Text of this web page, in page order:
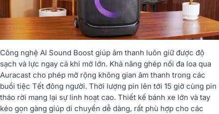
Công nghệ AI Sound Boost giúp âm thanh luôn giữ được độ
sạch và lực ngay cả khi mở lớn. Khả năng ghép nối đa loa qua
Auracast cho phép mở rộng không gian âm thanh trong các
buổi tiệc Tết đông người. Thời lượng pin lên tới 15 giờ cùng pin
tháo rời mang lại sự linh hoạt cao. Thiết kế bánh xe lớn và tay
kéo gọn gàng giúp di chuyển dễ dàng, rất phù hợp cho các